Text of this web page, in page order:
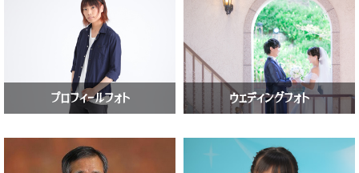
プロフィールフォト ウェディングフォト